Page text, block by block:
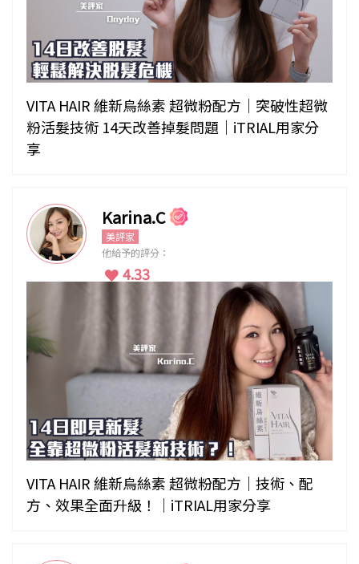
VITA HAIR 維新烏絲素 超微粉配方｜突破性超微
粉活髮技術 14天改善掉髮問題｜iTRIAL用家分
享
Karina.C
美評家
他給予的評分：
4.33
VITA HAIR 維新烏絲素 超微粉配方｜技術、配
方、效果全面升級！｜iTRIAL用家分享